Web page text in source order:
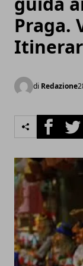
Praga.
di Redazione
Facebook